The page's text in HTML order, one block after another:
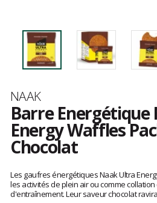
Marque
NAAK
Barre
Energy Waffles
Chocolat
avis
clients
Les gaufres énergétiques Naak Ultra
les activités de plein air ou comme
d'entraînement. Leur saveur chocolat